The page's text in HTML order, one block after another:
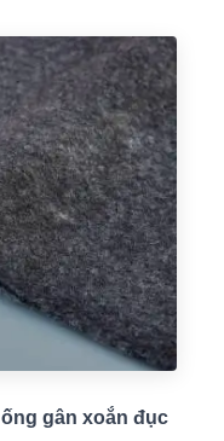
ống gân xoắn đục